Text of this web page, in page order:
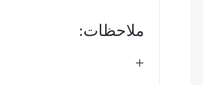
ملاحظات:
+